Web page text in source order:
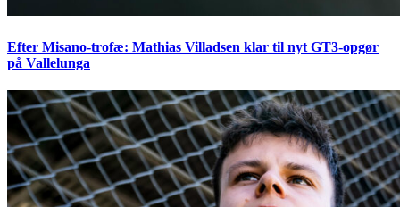
Efter Misano-trofæ: Mathias Villadsen klar til nyt GT3-opgør
på Vallelunga